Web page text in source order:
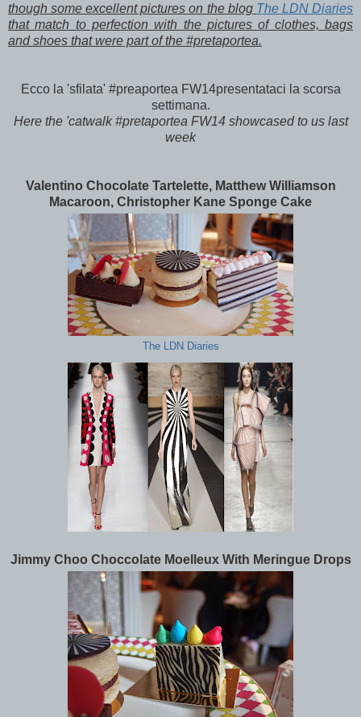
though some excellent pictures on the blog The LDN Diaries
that match to perfection with the pictures of clothes, bags
and shoes that were part of the #pretaportea.
Ecco la 'sfilata' #preaportea FW14presentataci la scorsa
settimana.
Here the 'catwalk #pretaportea FW14 showcased to us last
week
Valentino Chocolate Tartelette, Matthew Williamson
Macaroon, Christopher Kane Sponge Cake
The LDN Diaries
Jimmy Choo Choccolate Moelleux With Meringue Drops